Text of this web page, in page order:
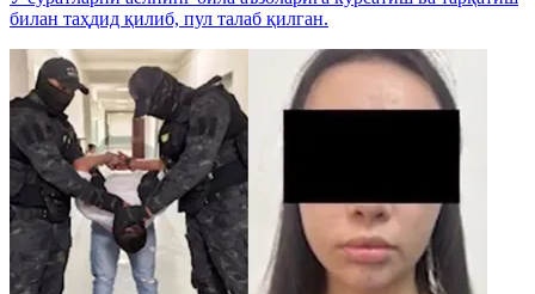
билан таҳдид қилиб, пул талаб қилган.